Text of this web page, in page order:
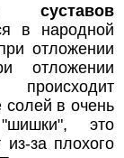
суставов
в народной
отложении
отложении
солей в очень
это
из-за плохого